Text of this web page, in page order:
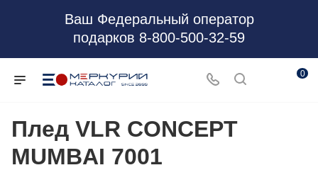
Ваш Федеральный оператор
подарков 8-800-500-32-59
0
Плед VLR CONCEPT
MUMBAI 7001